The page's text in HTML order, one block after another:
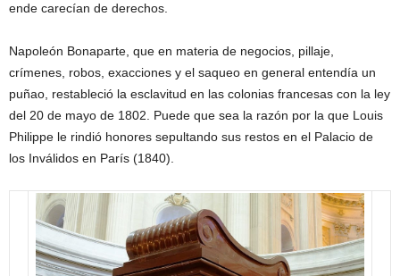
ende carecían de derechos.
Napoleón Bonaparte, que en materia de negocios, pillaje,
crímenes, robos, exacciones y el saqueo en general entendía un
puñao, restableció la esclavitud en las colonias francesas con la ley
del 20 de mayo de 1802. Puede que sea la razón por la que Louis
Philippe le rindió honores sepultando sus restos en el Palacio de
los Inválidos en París (1840).